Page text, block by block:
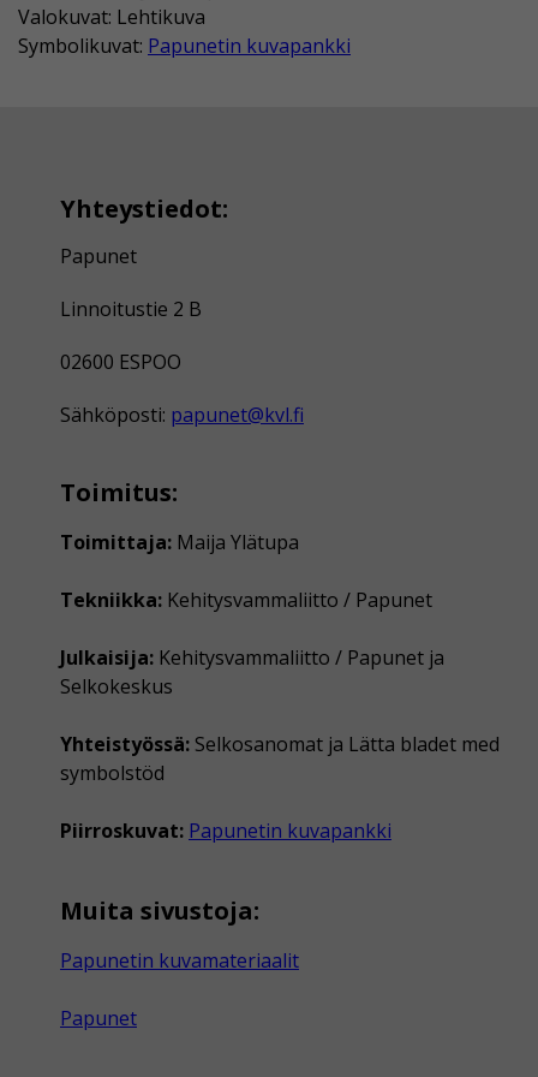
Valokuvat: Lehtikuva
Symbolikuvat: Papunetin kuvapankki
Yhteystiedot:
Papunet
Linnoitustie 2 B
02600 ESPOO
Sähköposti: papunet@kvl.fi
Toimitus:
Toimittaja: Maija Ylätupa
Tekniikka: Kehitysvammaliitto / Papunet
Julkaisija: Kehitysvammaliitto / Papunet ja
Selkokeskus
Yhteistyössä: Selkosanomat ja Lätta bladet med
symbolstöd
Piirroskuvat: Papunetin kuvapankki
Muita sivustoja:
Papunetin kuvamateriaalit
Papunet